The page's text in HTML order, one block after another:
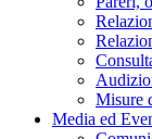
Misure
Media ed